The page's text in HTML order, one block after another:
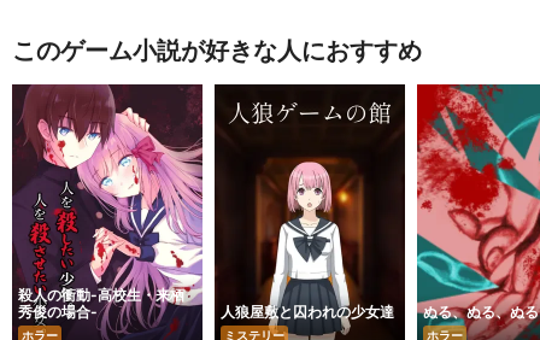
このゲーム小説が好きな人におすすめ
殺人の衝動-高校生・来栖
秀俊の場合-
ホラー
人狼屋敷と囚われの少女達
ミステリー
ぬる、ぬる、ぬ
ホラー